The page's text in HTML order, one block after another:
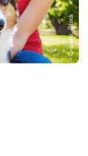
Снимка: iStock